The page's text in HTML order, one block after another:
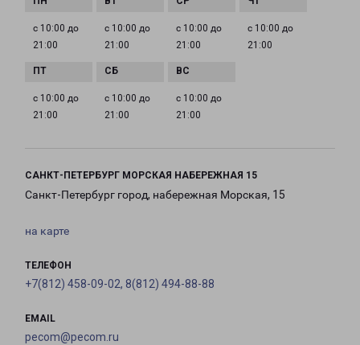
с 10:00 до
21:00
с 10:00 до
21:00
с 10:00 до
21:00
с 10:00 до
21:00
с 10:00 до
21:00
с 10:00 до
21:00
с 10:00 до
21:00
САНКТ-ПЕТЕРБУРГ МОРСКАЯ НАБЕРЕЖНАЯ 15
Санкт-Петербург город, набережная Морская, 15
на карте
ТЕЛЕФОН
+7(812) 458-09-02, 8(812) 494-88-88
EMAIL
pecom@pecom.ru